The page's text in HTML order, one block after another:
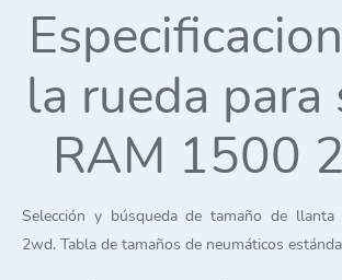
la rueda para
RAM 1500
Selección y búsqueda de tamaño de
2wd. Tabla de tamaños de neumáticos